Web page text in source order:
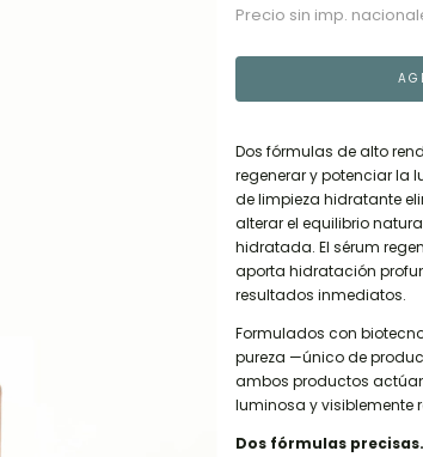
Precio sin imp.
Dos fórmulas de alto
regenerar y potenciar la
de limpieza hidratante
alterar el equilibrio
hidratada. El sérum
aporta hidratación
resultados inmediatos.
Formulados con
pureza —único de
ambos productos
luminosa y visiblemente
Dos fórmulas